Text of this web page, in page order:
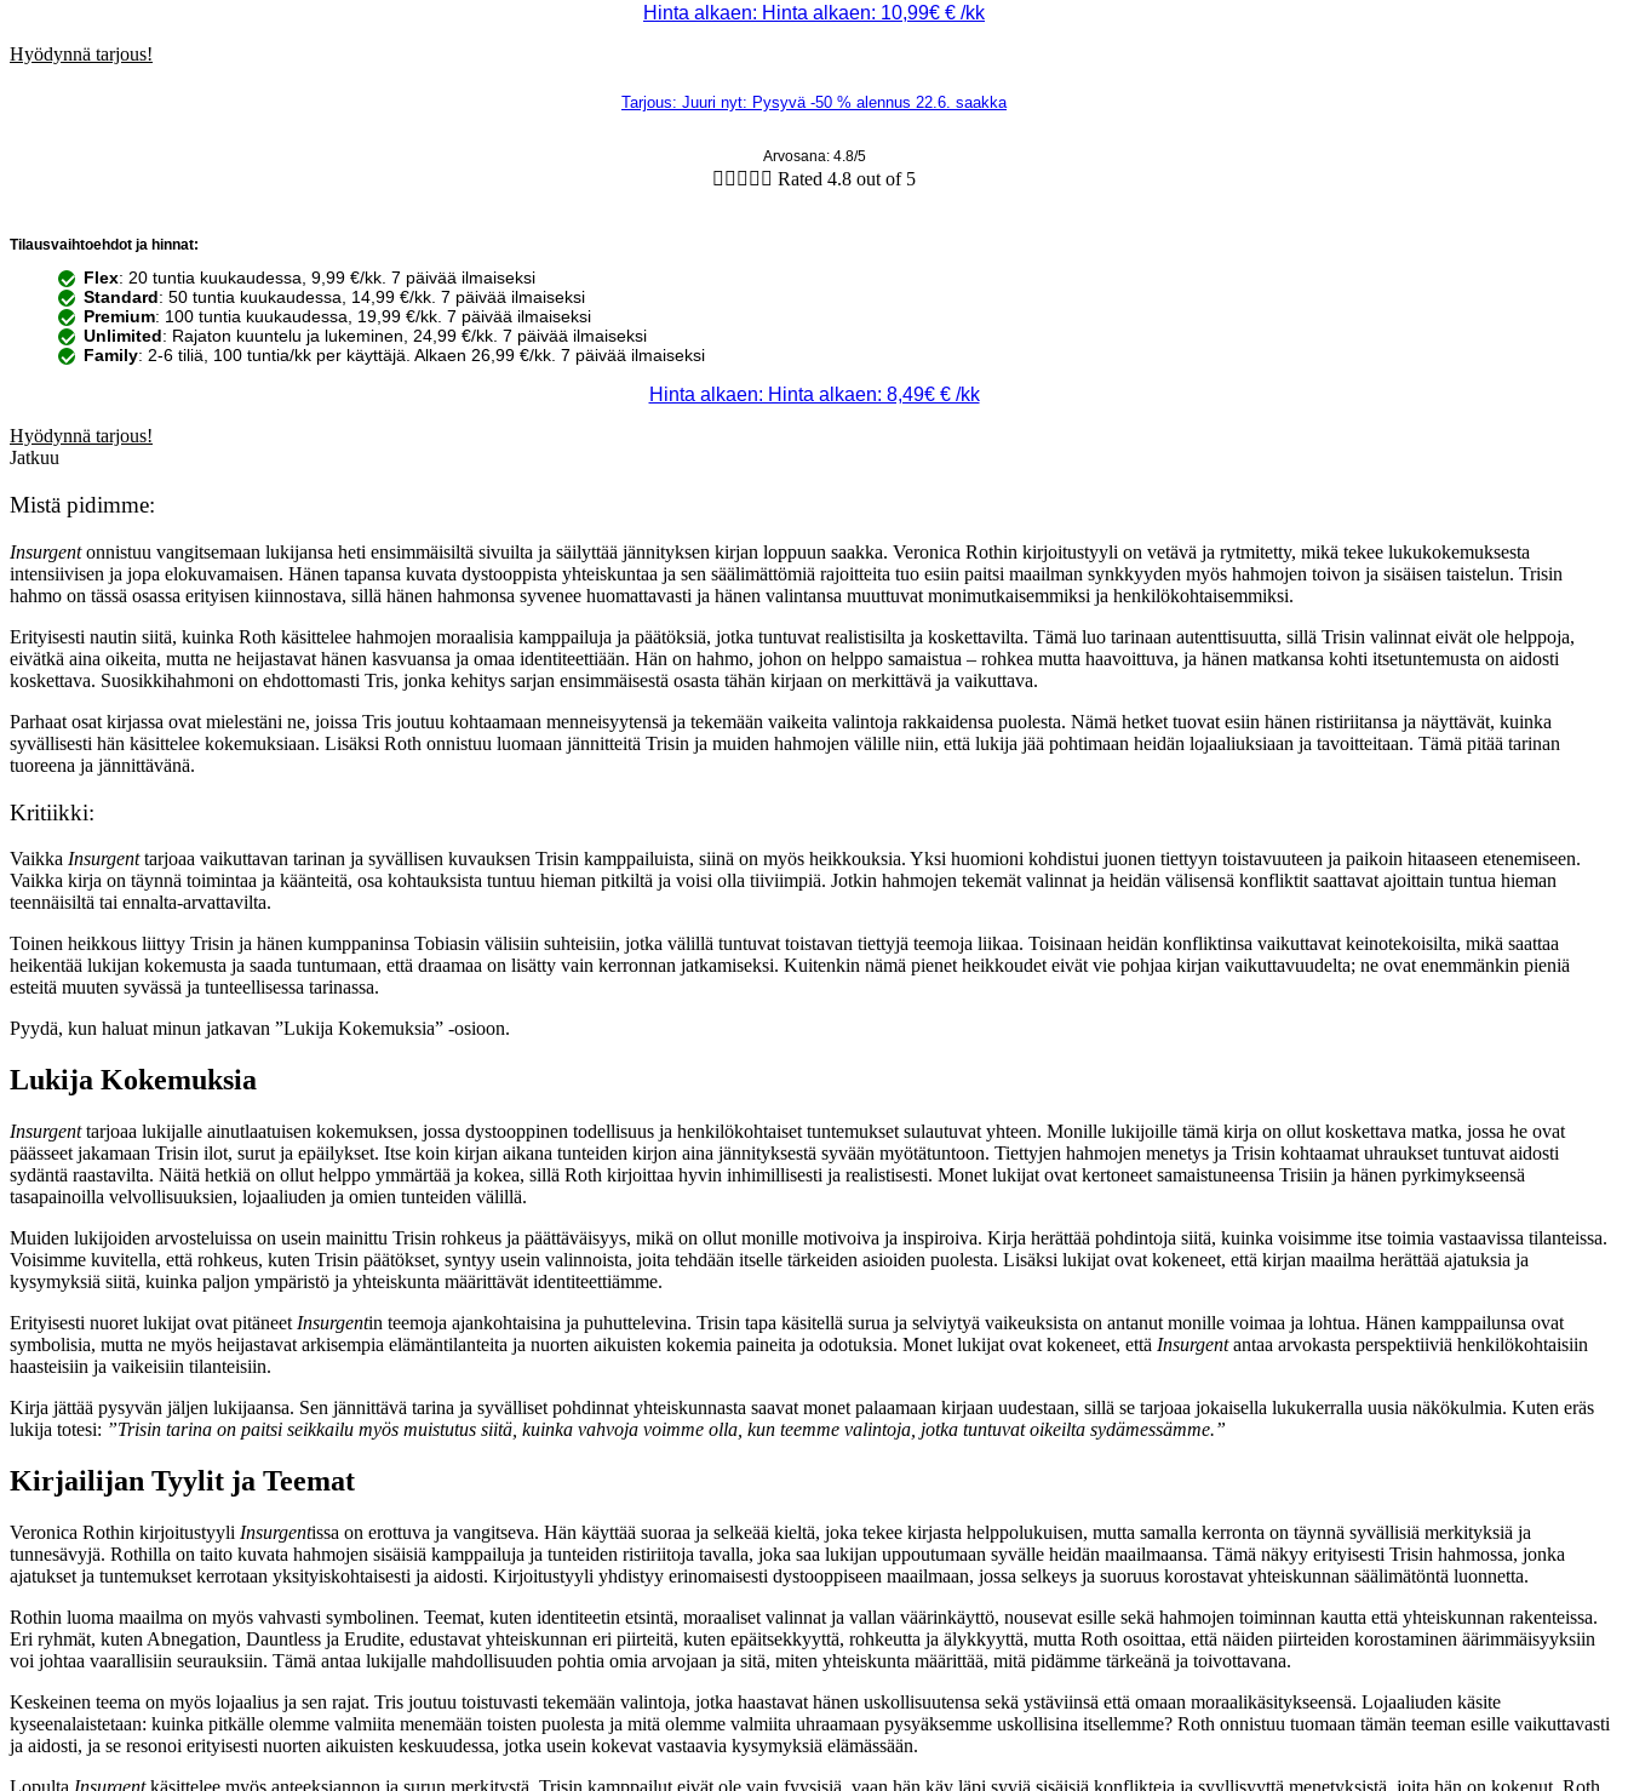
Hinta alkaen: Hinta alkaen: 10,99€ € /kk
Hyödynnä tarjous!
Tarjous: Juuri nyt: Pysyvä -50 % alennus 22.6. saakka
Arvosana: 4.8/5
     Rated 4.8 out of 5
Tilausvaihtoehdot ja hinnat:
Flex: 20 tuntia kuukaudessa, 9,99 €/kk. 7 päivää ilmaiseksi
Standard: 50 tuntia kuukaudessa, 14,99 €/kk. 7 päivää ilmaiseksi
Premium: 100 tuntia kuukaudessa, 19,99 €/kk. 7 päivää ilmaiseksi
Unlimited: Rajaton kuuntelu ja lukeminen, 24,99 €/kk. 7 päivää ilmaiseksi
Family: 2-6 tiliä, 100 tuntia/kk per käyttäjä. Alkaen 26,99 €/kk. 7 päivää ilmaiseksi
Hinta alkaen: Hinta alkaen: 8,49€ € /kk
Hyödynnä tarjous!
Jatkuu
Mistä pidimme:
Insurgentonnistuu vangitsemaan lukijansa heti ensimmäisiltä sivuilta ja säilyttää jännityksen kirjan loppuun saakka. Veronica Rothin kirjoitustyyli on vetävä ja rytmitetty, mikä tekee lukukokemuksesta
intensiivisen ja jopa elokuvamaisen. Hänen tapansa kuvata dystooppista yhteiskuntaa ja sen säälimättömiä rajoitteita tuo esiin paitsi maailman synkkyyden myös hahmojen toivon ja sisäisen taistelun. Trisin
hahmo on tässä osassa erityisen kiinnostava, sillä hänen hahmonsa syvenee huomattavasti ja hänen valintansa muuttuvat monimutkaisemmiksi ja henkilökohtaisemmiksi.
Erityisesti nautin siitä, kuinka Roth käsittelee hahmojen moraalisia kamppailuja ja päätöksiä, jotka tuntuvat realistisilta ja koskettavilta. Tämä luo tarinaan autenttisuutta, sillä Trisin valinnat eivät ole helppoja,
eivätkä aina oikeita, mutta ne heijastavat hänen kasvuansa ja omaa identiteettiään. Hän on hahmo, johon on helppo samaistua – rohkea mutta haavoittuva, ja hänen matkansa kohti itsetuntemusta on aidosti
koskettava. Suosikkihahmoni on ehdottomasti Tris, jonka kehitys sarjan ensimmäisestä osasta tähän kirjaan on merkittävä ja vaikuttava.
Parhaat osat kirjassa ovat mielestäni ne, joissa Tris joutuu kohtaamaan menneisyytensä ja tekemään vaikeita valintoja rakkaidensa puolesta. Nämä hetket tuovat esiin hänen ristiriitansa ja näyttävät, kuinka
syvällisesti hän käsittelee kokemuksiaan. Lisäksi Roth onnistuu luomaan jännitteitä Trisin ja muiden hahmojen välille niin, että lukija jää pohtimaan heidän lojaaliuksiaan ja tavoitteitaan. Tämä pitää tarinan
tuoreena ja jännittävänä.
Kritiikki:
Vaikka Insurgenttarjoaa vaikuttavan tarinan ja syvällisen kuvauksen Trisin kamppailuista, siinä on myös heikkouksia. Yksi huomioni kohdistui juonen tiettyyn toistavuuteen ja paikoin hitaaseen etenemiseen.
Vaikka kirja on täynnä toimintaa ja käänteitä, osa kohtauksista tuntuu hieman pitkiltä ja voisi olla tiiviimpiä. Jotkin hahmojen tekemät valinnat ja heidän välisensä konfliktit saattavat ajoittain tuntua hieman
teennäisiltä tai ennalta-arvattavilta.
Toinen heikkous liittyy Trisin ja hänen kumppaninsa Tobiasin välisiin suhteisiin, jotka välillä tuntuvat toistavan tiettyjä teemoja liikaa. Toisinaan heidän konfliktinsa vaikuttavat keinotekoisilta, mikä saattaa
heikentää lukijan kokemusta ja saada tuntumaan, että draamaa on lisätty vain kerronnan jatkamiseksi. Kuitenkin nämä pienet heikkoudet eivät vie pohjaa kirjan vaikuttavuudelta; ne ovat enemmänkin pieniä
esteitä muuten syvässä ja tunteellisessa tarinassa.
Pyydä, kun haluat minun jatkavan ”Lukija Kokemuksia” -osioon.
Lukija Kokemuksia
Insurgenttarjoaa lukijalle ainutlaatuisen kokemuksen, jossa dystooppinen todellisuus ja henkilökohtaiset tuntemukset sulautuvat yhteen. Monille lukijoille tämä kirja on ollut koskettava matka, jossa he ovat
päässeet jakamaan Trisin ilot, surut ja epäilykset. Itse koin kirjan aikana tunteiden kirjon aina jännityksestä syvään myötätuntoon. Tiettyjen hahmojen menetys ja Trisin kohtaamat uhraukset tuntuvat aidosti
sydäntä raastavilta. Näitä hetkiä on ollut helppo ymmärtää ja kokea, sillä Roth kirjoittaa hyvin inhimillisesti ja realistisesti. Monet lukijat ovat kertoneet samaistuneensa Trisiin ja hänen pyrkimykseensä
tasapainoilla velvollisuuksien, lojaaliuden ja omien tunteiden välillä.
Muiden lukijoiden arvosteluissa on usein mainittu Trisin rohkeus ja päättäväisyys, mikä on ollut monille motivoiva ja inspiroiva. Kirja herättää pohdintoja siitä, kuinka voisimme itse toimia vastaavissa tilanteissa.
Voisimme kuvitella, että rohkeus, kuten Trisin päätökset, syntyy usein valinnoista, joita tehdään itselle tärkeiden asioiden puolesta. Lisäksi lukijat ovat kokeneet, että kirjan maailma herättää ajatuksia ja
kysymyksiä siitä, kuinka paljon ympäristö ja yhteiskunta määrittävät identiteettiämme.
Erityisesti nuoret lukijat ovat pitäneet Insurgentin teemoja ajankohtaisina ja puhuttelevina. Trisin tapa käsitellä surua ja selviytyä vaikeuksista on antanut monille voimaa ja lohtua. Hänen kamppailunsa ovat
symbolisia, mutta ne myös heijastavat arkisempia elämäntilanteita ja nuorten aikuisten kokemia paineita ja odotuksia. Monet lukijat ovat kokeneet, että Insurgentantaa arvokasta perspektiiviä henkilökohtaisiin
haasteisiin ja vaikeisiin tilanteisiin.
Kirja jättää pysyvän jäljen lukijaansa. Sen jännittävä tarina ja syvälliset pohdinnat yhteiskunnasta saavat monet palaamaan kirjaan uudestaan, sillä se tarjoaa jokaisella lukukerralla uusia näkökulmia. Kuten eräs
lukija totesi: ”Trisin tarina on paitsi seikkailu myös muistutus siitä, kuinka vahvoja voimme olla, kun teemme valintoja, jotka tuntuvat oikeilta sydämessämme.”
Kirjailijan Tyylit ja Teemat
Veronica Rothin kirjoitustyyli Insurgentissa on erottuva ja vangitseva. Hän käyttää suoraa ja selkeää kieltä, joka tekee kirjasta helppolukuisen, mutta samalla kerronta on täynnä syvällisiä merkityksiä ja
tunnesävyjä. Rothilla on taito kuvata hahmojen sisäisiä kamppailuja ja tunteiden ristiriitoja tavalla, joka saa lukijan uppoutumaan syvälle heidän maailmaansa. Tämä näkyy erityisesti Trisin hahmossa, jonka
ajatukset ja tuntemukset kerrotaan yksityiskohtaisesti ja aidosti. Kirjoitustyyli yhdistyy erinomaisesti dystooppiseen maailmaan, jossa selkeys ja suoruus korostavat yhteiskunnan säälimätöntä luonnetta.
Rothin luoma maailma on myös vahvasti symbolinen. Teemat, kuten identiteetin etsintä, moraaliset valinnat ja vallan väärinkäyttö, nousevat esille sekä hahmojen toiminnan kautta että yhteiskunnan rakenteissa.
Eri ryhmät, kuten Abnegation, Dauntless ja Erudite, edustavat yhteiskunnan eri piirteitä, kuten epäitsekkyyttä, rohkeutta ja älykkyyttä, mutta Roth osoittaa, että näiden piirteiden korostaminen äärimmäisyyksiin
voi johtaa vaarallisiin seurauksiin. Tämä antaa lukijalle mahdollisuuden pohtia omia arvojaan ja sitä, miten yhteiskunta määrittää, mitä pidämme tärkeänä ja toivottavana.
Keskeinen teema on myös lojaalius ja sen rajat. Tris joutuu toistuvasti tekemään valintoja, jotka haastavat hänen uskollisuutensa sekä ystäviinsä että omaan moraalikäsitykseensä. Lojaaliuden käsite
kyseenalaistetaan: kuinka pitkälle olemme valmiita menemään toisten puolesta ja mitä olemme valmiita uhraamaan pysyäksemme uskollisina itsellemme? Roth onnistuu tuomaan tämän teeman esille vaikuttavasti
ja aidosti, ja se resonoi erityisesti nuorten aikuisten keskuudessa, jotka usein kokevat vastaavia kysymyksiä elämässään.
Lopulta Insurgentkäsittelee myös anteeksiannon ja surun merkitystä. Trisin kamppailut eivät ole vain fyysisiä, vaan hän käy läpi syviä sisäisiä konflikteja ja syyllisyyttä menetyksistä, joita hän on kokenut. Roth